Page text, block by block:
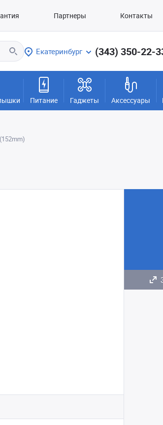
Партнеры Контакты
Екатеринбург (343) 350-22-
Питание Гаджеты Аксессуары